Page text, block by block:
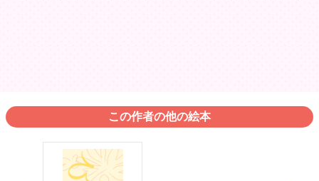
この作者の他の絵本